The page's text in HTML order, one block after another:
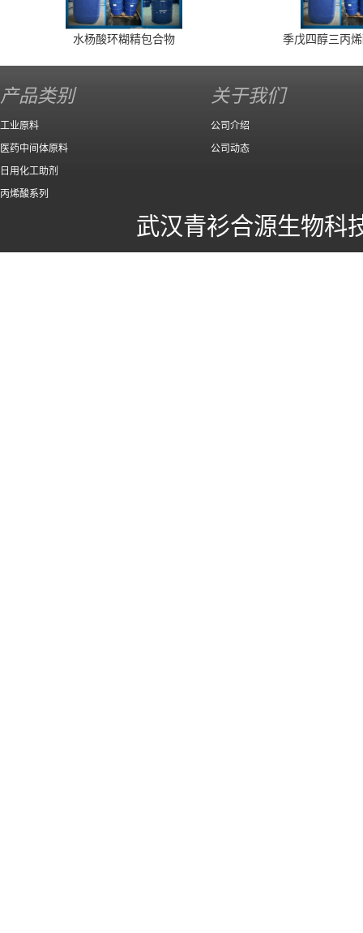
水杨酸环糊精包合物 季戊四醇三丙
产品类别
工业原料
医药中间体原料
日用化工助剂
丙烯酸系列
关于我们
公司介绍
公司动态
武汉青衫合源生物科